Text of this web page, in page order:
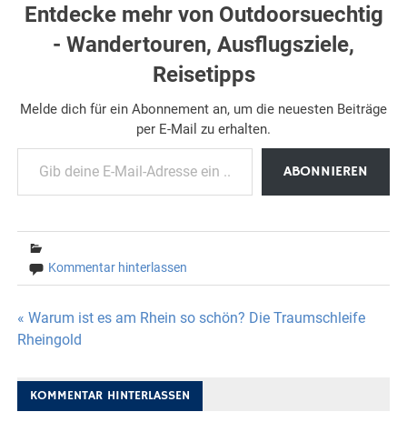
Entdecke mehr von Outdoorsuechtig
- Wandertouren, Ausflugsziele,
Reisetipps
Melde dich für ein Abonnement an, um die neuesten Beiträge
per E-Mail zu erhalten.
Gib deine E-Mail-Adresse ein ...
ABONNIEREN
Kommentar hinterlassen
Beitragsnavigation
« Warum ist es am Rhein so schön? Die Traumschleife
Rheingold
KOMMENTAR HINTERLASSEN